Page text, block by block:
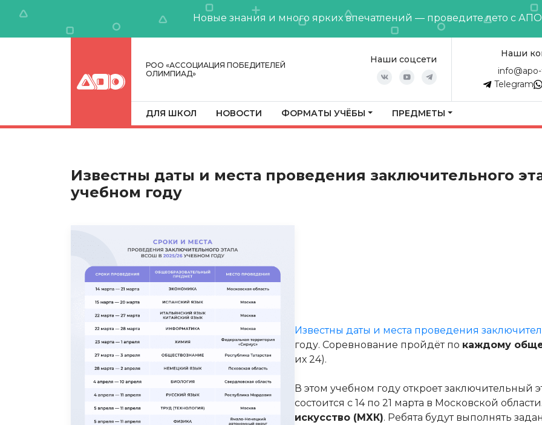
Новые знания и много ярких впечатлений — проведите лето с АПО
РОО «АССОЦИАЦИЯ ПОБЕДИТЕЛЕЙ
ОЛИМПИАД»
Наши соцсети
Наши
Telegram
ДЛЯ ШКОЛ НОВОСТИ ФОРМАТЫ УЧЁБЫ ПРЕДМЕТЫ
Известны даты и места проведения заключительного
учебном году
Известны даты и места проведения
году. Соревнование пройдёт по каждому
их 24).
В этом учебном году откроет заключительный
состоится с 14 по 21 марта в Московской
искусство (МХК). Ребята будут выполнять